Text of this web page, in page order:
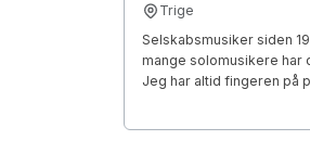
Trige
Selskabsmusiker siden
mange solomusikere har
Jeg har altid fingeren på